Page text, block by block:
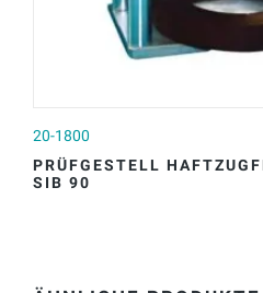
20-1800
PRÜFGESTELL
SIB 90